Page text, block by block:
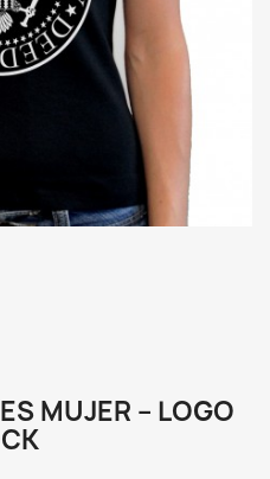
MUJER – LOGO